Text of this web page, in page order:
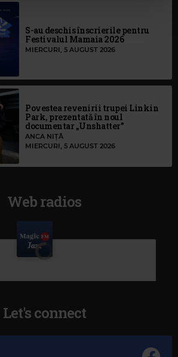
S-au deschis înscrierile pentru
Festivalul Mamaia 2026
MIERCURI, 5 AUGUST 2026
Povestea revenirii trupei Linkin
Park, prezentată în noul
documentar „Unshatter”
ANCA NIȚĂ
MIERCURI, 5 AUGUST 2026
Web radios
Let's connect